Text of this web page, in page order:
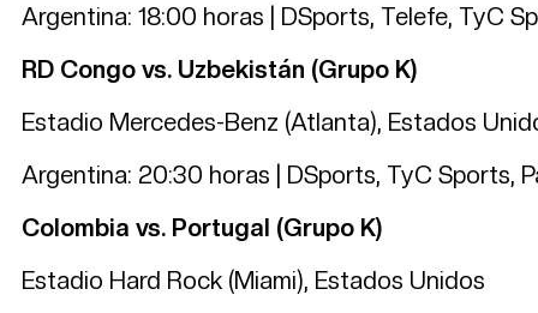
Argentina: 18:00 horas | DSports, Telefe, TyC
RD Congo vs. Uzbekistán (Grupo K)
Estadio Mercedes-Benz (Atlanta), Estados
Argentina: 20:30 horas | DSports, TyC Sports,
Colombia vs. Portugal (Grupo K)
Estadio Hard Rock (Miami), Estados Unidos